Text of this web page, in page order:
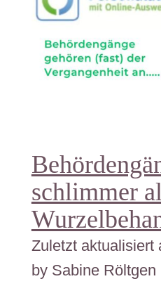
schlimmer
Zuletzt aktualisiert
by Sabine